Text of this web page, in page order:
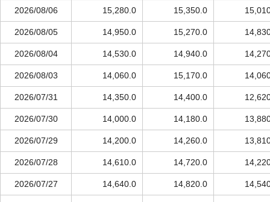
2026/08/06 15,280.0 15,350.0
2026/08/05 14,950.0 15,270.0
2026/08/04 14,530.0 14,940.0
2026/08/03 14,060.0 15,170.0
2026/07/31 14,350.0 14,400.0
2026/07/30 14,000.0 14,180.0
2026/07/29 14,200.0 14,260.0
2026/07/28 14,610.0 14,720.0
2026/07/27 14,640.0 14,820.0